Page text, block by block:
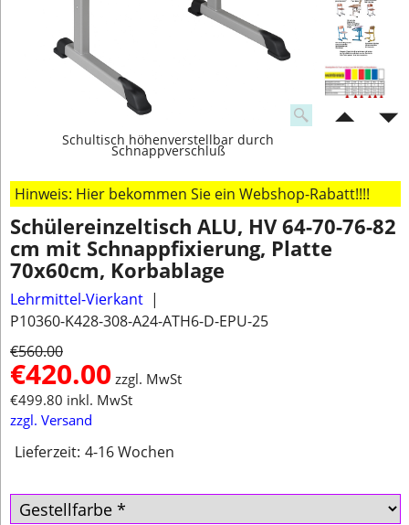
Schultisch höhenverstellbar durch
Schnappverschluß
Hinweis: Hier bekommen Sie ein Webshop-Rabatt!!!!
Schülereinzeltisch ALU, HV 64-70-76-82
cm mit Schnappfixierung, Platte
70x60cm, Korbablage
Lehrmittel-Vierkant
P10360-K428-308-A24-ATH6-D-EPU-25
€560.00
€420.00 zzgl. MwSt
€499.80 inkl. MwSt
zzgl. Versand
Lieferzeit: 4-16 Wochen